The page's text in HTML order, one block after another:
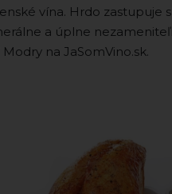
vína. Hrdo zastupuje
a úplne
na JaSomVino.sk.